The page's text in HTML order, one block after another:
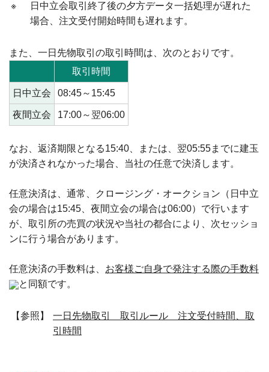
※
日中立会取引終了後の夕方データ一括処理が遅れた
場合、注文受付開始時間も遅れます。
また、一日先物取引の取引時間は、次のとおりです。
取引時間
日中立会 08:45～15:45
夜間立会 17:00～翌06:00
なお、返済期限となる15:40、または、翌05:55までに建玉
が決済されなかった場合、当社の任意で決済します。
任意決済は、通常、クロージング・オークション（日中立
会の場合は15:45、夜間立会の場合は06:00）で行います
が、取引所の売買の状況や当社の都合により、次セッショ
ンに行う場合があります。
任意決済の手数料は、 お客様ご自身で発注する際の手数料
と同額です。
【参照】
一日先物取引 取引ルール 注文受付時間、取
引時間